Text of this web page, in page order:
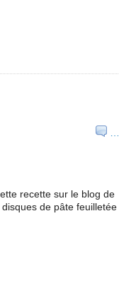
…
recette sur le blog de
de pâte feuilletée